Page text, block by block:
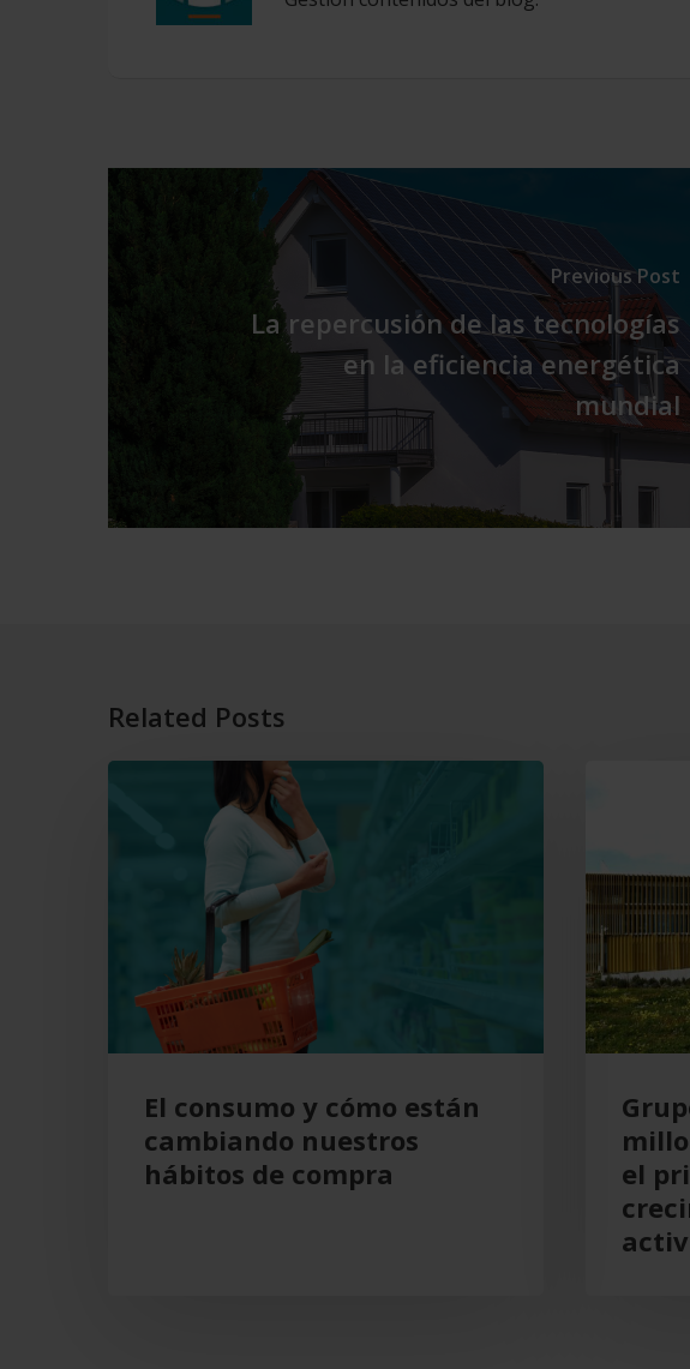
Previous Post
La repercusión de las tecnologías
en la eficiencia energética
mundial
Related Posts
cambiando
nuestros
hábitos
El consumo y cómo están
cambiando nuestros
hábitos de compra
193
millones,
un
8,5
%
más,
primer
semestre
el